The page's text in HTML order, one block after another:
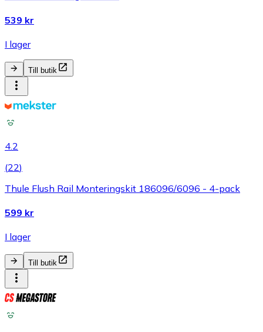
539 kr
I lager
Till butik
4.2
(22)
Thule Flush Rail Monteringskit 186096/6096 - 4-pack
599 kr
I lager
Till butik